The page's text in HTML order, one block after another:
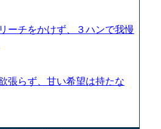
ーチをかけず、３ハンで我慢
張らず、甘い希望は持たな